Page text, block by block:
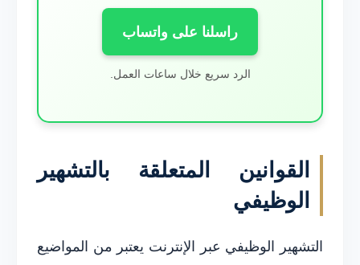
راسلنا على واتساب
الرد سريع خلال ساعات العمل.
القوانين المتعلقة بالتشهير
الوظيفي
التشهير الوظيفي عبر الإنترنت يعتبر من المواضيع